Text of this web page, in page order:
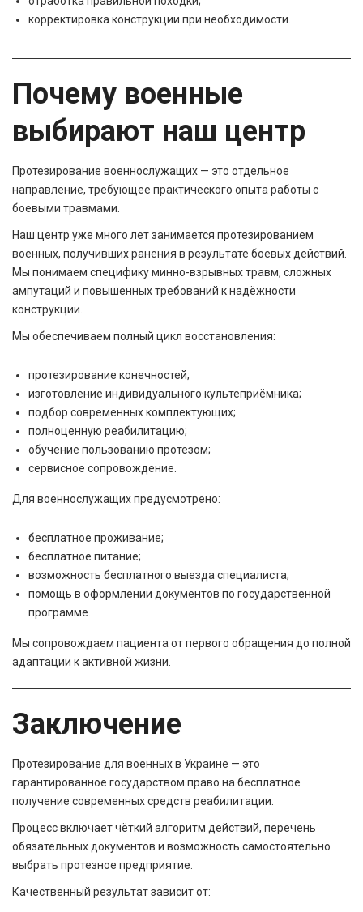
корректировка конструкции при необходимости.
Почему военные
выбирают наш центр
Протезирование военнослужащих — это отдельное
направление, требующее практического опыта работы с
боевыми травмами.
Наш центр уже много лет занимается протезированием
военных, получивших ранения в результате боевых действий.
Мы понимаем специфику минно-взрывных травм, сложных
ампутаций и повышенных требований к надёжности
конструкции.
Мы обеспечиваем полный цикл восстановления:
протезирование конечностей;
изготовление индивидуального культеприёмника;
подбор современных комплектующих;
полноценную реабилитацию;
обучение пользованию протезом;
сервисное сопровождение.
Для военнослужащих предусмотрено:
бесплатное проживание;
бесплатное питание;
возможность бесплатного выезда специалиста;
помощь в оформлении документов по государственной
программе.
Мы сопровождаем пациента от первого обращения до полной
адаптации к активной жизни.
Заключение
Протезирование для военных в Украине — это
гарантированное государством право на бесплатное
получение современных средств реабилитации.
Процесс включает чёткий алгоритм действий, перечень
обязательных документов и возможность самостоятельно
выбрать протезное предприятие.
Качественный результат зависит от: